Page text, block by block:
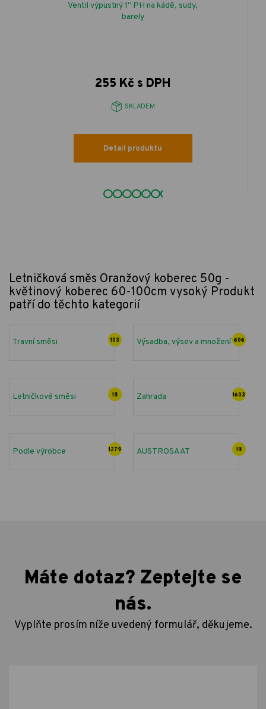
Ventil výpustný 1" PH na kádě, sudy,
barely
255 Kč s DPH
SKLADEM
Detail produktu
Letničková směs Oranžový koberec 50g -
květinový koberec 60-100cm vysoký Produkt
patří do těchto kategorií
Travní směsi 103 Výsadba, výsev a množení 606
Letničkové směsi 18 Zahrada 1603
Podle výrobce 1279 AUSTROSAAT 18
Máte dotaz? Zeptejte se
nás.
Vyplňte prosím níže uvedený formulář, děkujeme.